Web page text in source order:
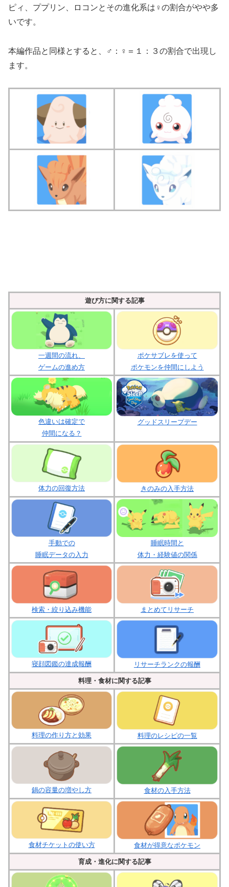
ピィ、ププリン、ロコンとその進化系は♀の割合がやや多
いです。
本編作品と同様とすると、♂：♀＝１：３の割合で出現し
ます。
遊び方に関する記事
一週間の流れ、
ゲームの進め方
ポケサブレを使って
ポケモンを仲間にしよう
色違いは確定で
仲間になる？
グッドスリープデー
体力の回復方法 きのみの入手方法
手動での
睡眠データの入力
睡眠時間と
体力・経験値の関係
検索・絞り込み機能 まとめてリサーチ
寝顔図鑑の達成報酬 リサーチランクの報酬
料理・食材に関する記事
料理の作り方と効果 料理のレシピの一覧
鍋の容量の増やし方 食材の入手方法
食材チケットの使い方 食材が得意なポケモン
育成・進化に関する記事